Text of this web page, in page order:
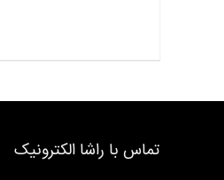
تماس با راشا الکترونیک